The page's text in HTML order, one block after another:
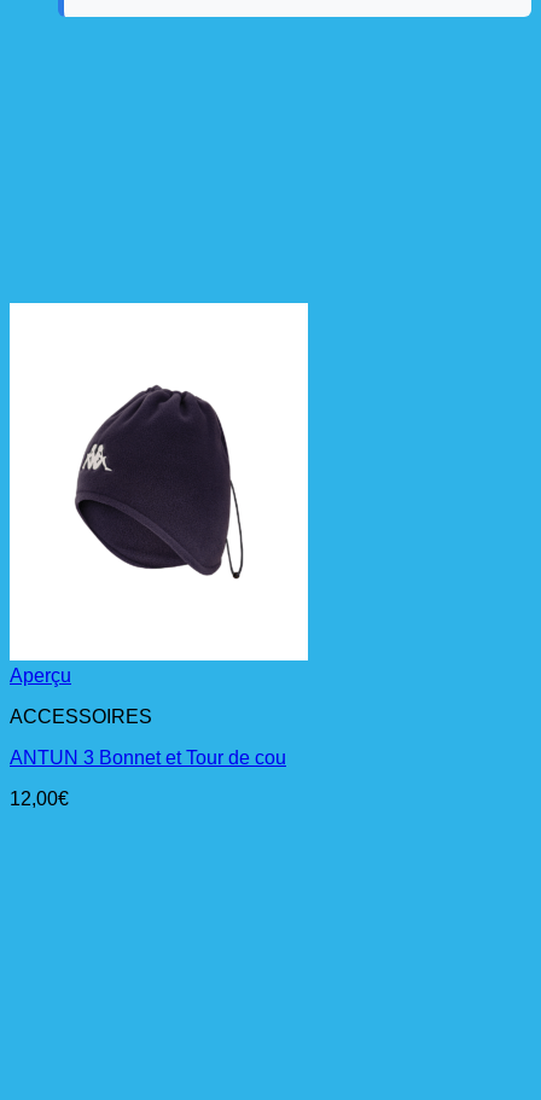
Aperçu
ACCESSOIRES
ANTUN 3 Bonnet et Tour de cou
12,00€